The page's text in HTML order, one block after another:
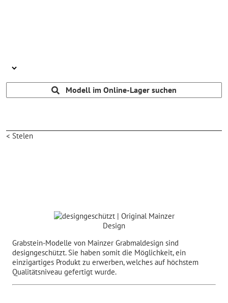
Modell im Online-Lager suchen
< Stelen
Grabstein-Modelle von Mainzer Grabmaldesign sind
designgeschützt. Sie haben somit die Möglichkeit, ein
einzigartiges Produkt zu erwerben, welches auf höchstem
Qualitätsniveau gefertigt wurde.